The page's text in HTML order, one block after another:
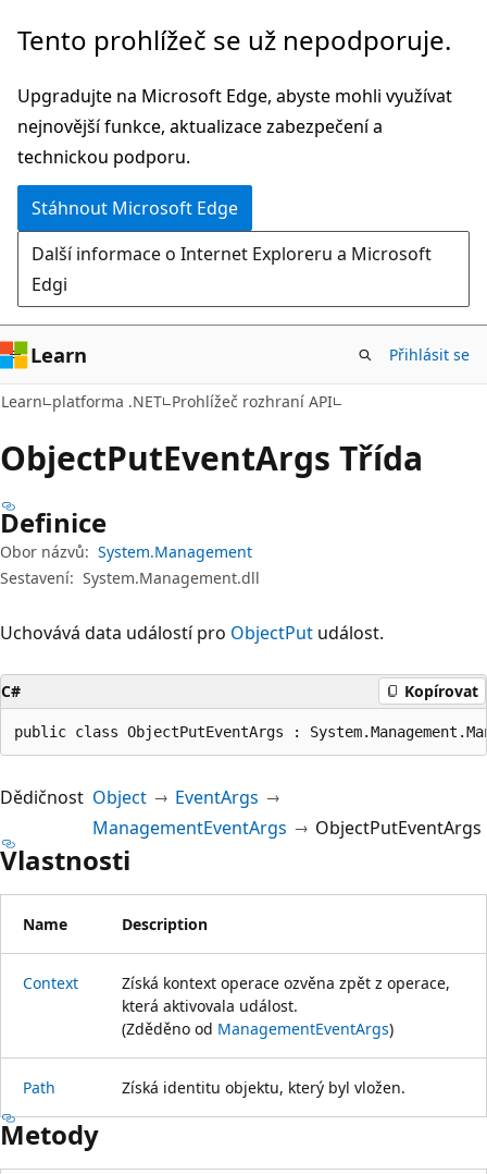
Přeskočit
hlavní
obsah
Přeskočit
navigaci
na
stránce
Tento prohlížeč se už nepodporuje.
Upgradujte na Microsoft Edge, abyste mohli využívat
nejnovější funkce, aktualizace zabezpečení a
technickou podporu.
Stáhnout Microsoft Edge
Další informace o Internet Exploreru a Microsoft
Edgi
Learn Přihlásit se
Learn platforma .NET Prohlížeč rozhraní API
ObjectPutEventArgs Třída
Definice
Obor názvů: System.Management
Sestavení: System.Management.dll
Uchovává data událostí pro ObjectPut událost.
C# Kopírovat
public class ObjectPutEventArgs :
Dědičnost Object
EventArgs
ManagementEventArgs
ObjectPutEventArgs
Vlastnosti
Name Description
Context
Získá kontext operace ozvěna zpět z operace,
která aktivovala událost.
(Zděděno od ManagementEventArgs)
Path Získá identitu objektu, který byl vložen.
Metody